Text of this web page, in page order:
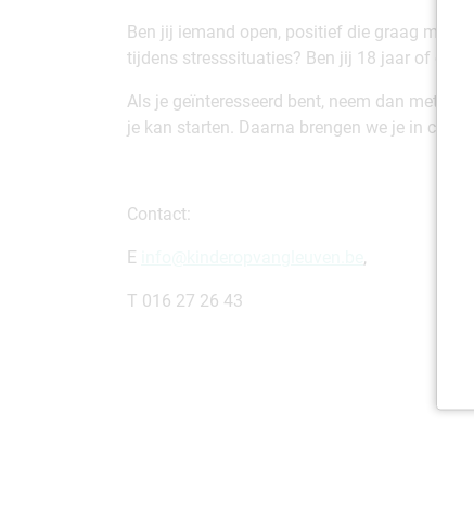
Ben jij iemand open, positief die graag met
tijdens stresssituaties? Ben jij 18 jaar of
Als je geïnteresseerd bent, neem dan met
je kan starten. Daarna brengen we je in
Contact:
E ,
T 016 27 26 43